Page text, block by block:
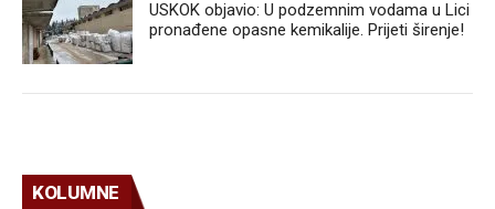
USKOK objavio: U podzemnim vodama u Lici
pronađene opasne kemikalije. Prijeti širenje!
KOLUMNE